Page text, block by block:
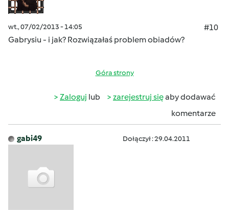
wt., 07/02/2013 - 14:05
#10
Gabrysiu - i jak? Rozwiązałaś problem obiadów?
Góra strony
Zaloguj lub zarejestruj sięaby dodawać
komentarze
gabi49 Dołączył : 29.04.2011